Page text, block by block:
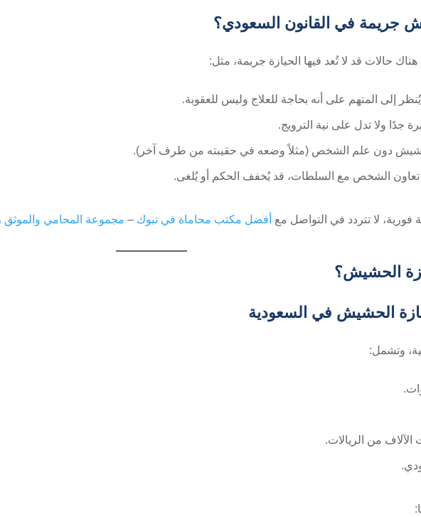
جريمة في القانون السعودي؟
حالات قد لا تُعد فيها الحيازة جريمة، مثل:
إلى المتهم على أنه بحاجة للعلاج وليس للعقوبة.
جدًا ولا تدل على نية الترويج.
دون علم الشخص (مثلاً وضعه في حقيبته من طرف آخر).
الشخص مع السلطات، قد يُخفف الحكم أو يُلغى.
لا تتردد في التواصل مع أفضل مكتب محاماة في تبوك – مجموعة المحامي والموثق
الحشيش؟
الحشيش في السعودية
وتشمل:
من الريالات.